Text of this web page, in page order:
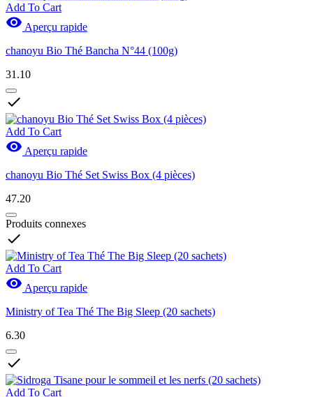
Add To Cart
 Aperçu rapide
chanoyu Bio Thé Bancha N°44 (100g)
31.10

Add To Cart
 Aperçu rapide
chanoyu Bio Thé Set Swiss Box (4 pièces)
47.20
Produits connexes

Add To Cart
 Aperçu rapide
Ministry of Tea Thé The Big Sleep (20 sachets)
6.30

Add To Cart